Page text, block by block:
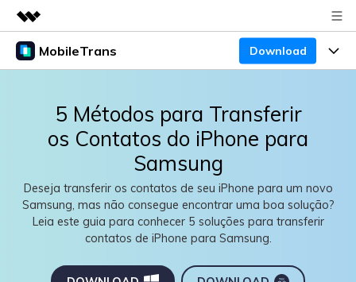
Produtos em destaque
Utilitários
Visão geral
Soluções
Loja
MobileTrans Download
Desktop
Transferência do WhatsApp
Transferir o WhatsApp e o WhatsApp Business
entre dispositivos Android e iOS.
Preços para Windows
Preços para Mac
Guia de usuario
Blogs
Temas em Destaque
Temas em Destaque
5 Métodos para Transferir
os Contatos do iPhone para
Samsung
Deseja transferir os contatos de seu iPhone para um novo
Samsung, mas não consegue encontrar uma boa solução?
Leia este guia para conhecer 5 soluções para transferir
contatos de iPhone para Samsung.